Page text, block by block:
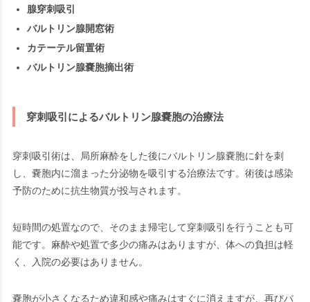
腺穿刺吸引
バルトリン腺開窓術
カテーテル留置術
バルトリン腺嚢胞摘出術
穿刺吸引によるバルトリン腺嚢胞の治療法
穿刺吸引術は、局所麻酔をした後にバルトリン腺嚢胞に針を刺
し、嚢胞内に溜まった分泌物を吸引する治療法です。術後は感染
予防のために抗生物質が投与されます。
短時間の処置なので、そのまま帰宅して穿刺吸引を行うことも可
能です。麻酔や処置で多少の痛みはありますが、体への負担は軽
く、入院の必要はありません。
嚢胞が小さくなるため違和感や痛みはすぐに消えますが、再びバ